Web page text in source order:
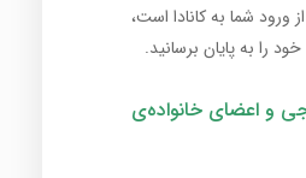
از ورود شما به کانادا است،
را به پایان برسانید.
و اعضای خانواده‌ی